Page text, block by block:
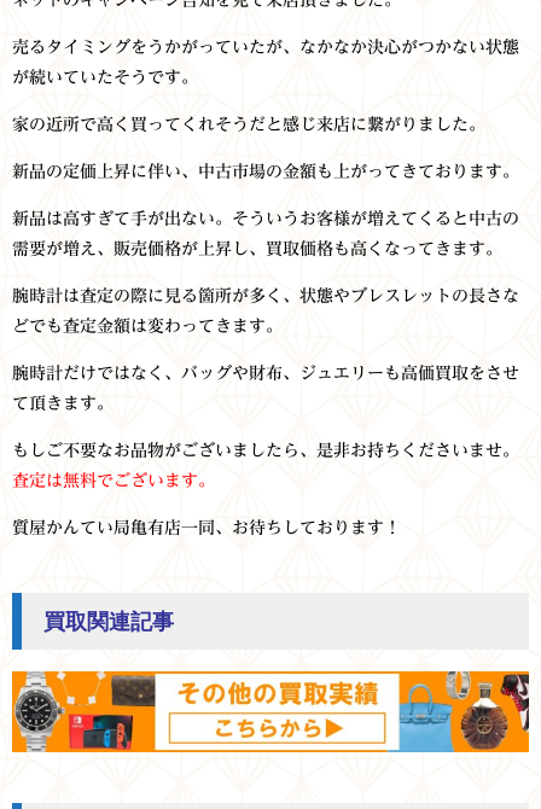
売るタイミングをうかがっていたが、なかなか決心がつかない状態
が続いていたそうです。
家の近所で高く買ってくれそうだと感じ来店に繋がりました。
新品の定価上昇に伴い、中古市場の金額も上がってきております。
新品は高すぎて手が出ない。そういうお客様が増えてくると中古の
需要が増え、販売価格が上昇し、買取価格も高くなってきます。
腕時計は査定の際に見る箇所が多く、状態やブレスレットの長さな
どでも査定金額は変わってきます。
腕時計だけではなく、バッグや財布、ジュエリーも高価買取をさせ
て頂きます。
もしご不要なお品物がございましたら、是非お持ちくださいませ。
査定は無料でございます。
質屋かんてい局亀有店一同、お待ちしております！
買取関連記事